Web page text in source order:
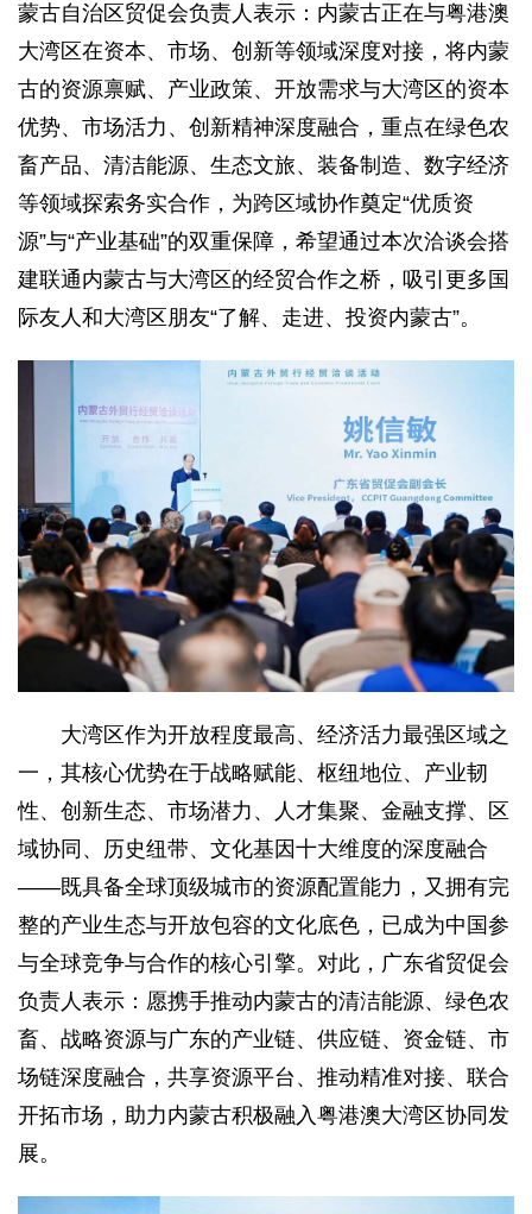
蒙古自治区贸促会负责人表示：内蒙古正在与粤港澳
大湾区在资本、市场、创新等领域深度对接，将内蒙
古的资源禀赋、产业政策、开放需求与大湾区的资本
优势、市场活力、创新精神深度融合，重点在绿色农
畜产品、清洁能源、生态文旅、装备制造、数字经济
等领域探索务实合作，为跨区域协作奠定“优质资
源”与“产业基础”的双重保障，希望通过本次洽谈会搭
建联通内蒙古与大湾区的经贸合作之桥，吸引更多国
际友人和大湾区朋友“了解、走进、投资内蒙古”。
大湾区作为开放程度最高、经济活力最强区域之
一，其核心优势在于战略赋能、枢纽地位、产业韧
性、创新生态、市场潜力、人才集聚、金融支撑、区
域协同、历史纽带、文化基因十大维度的深度融合
——既具备全球顶级城市的资源配置能力，又拥有完
整的产业生态与开放包容的文化底色，已成为中国参
与全球竞争与合作的核心引擎。对此，广东省贸促会
负责人表示：愿携手推动内蒙古的清洁能源、绿色农
畜、战略资源与广东的产业链、供应链、资金链、市
场链深度融合，共享资源平台、推动精准对接、联合
开拓市场，助力内蒙古积极融入粤港澳大湾区协同发
展。